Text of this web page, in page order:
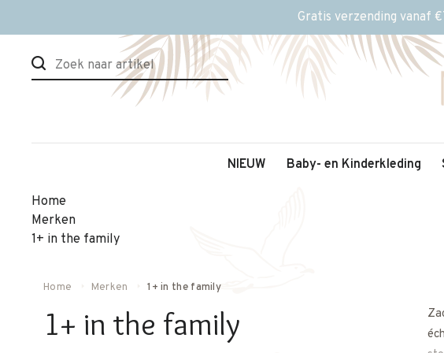
Gratis verzending vanaf
NIEUW Baby- en Kinderkleding
Home
Merken
1+ in the family
Home Merken 1+ in the family
1+ in the family